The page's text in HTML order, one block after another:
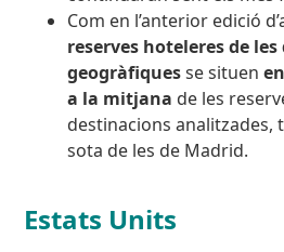
Com en l’anterior edició
reserves hoteleres de les
geogràfiquesse situen
a la mitjana de les
destinacions analitzades,
sota de les de Madrid.
Estats Units